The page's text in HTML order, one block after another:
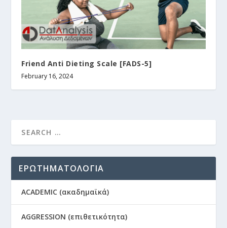
Friend Anti Dieting Scale [FADS-5]
February 16, 2024
ΕΡΩΤΗΜΑΤΟΛΟΓΙΑ
ACADEMIC (ακαδημαϊκά)
AGGRESSION (επιθετικότητα)